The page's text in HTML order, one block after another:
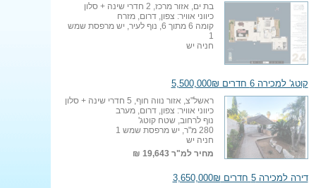
בת ים, אזור מרכז, 2 חדרי שינה + סלון
כיווני אוויר: צפון, דרום, מזרח
קומה 6 מתוך 6, נוף לעיר, יש מרפסת שמש
1
חניה יש
קוטג' למכירה 6 חדרים 5,500,000₪
ראשל"צ, אזור נווה חוף, 5 חדרי שינה + סלון
כיווני אוויר: צפון, דרום, מערב
נוף לרחוב, שטח קוטג'
280 מ"ר, יש מרפסת שמש 1
חניה יש
מחיר למ"ר19,643 ₪
דירה למכירה 5 חדרים 3,650,000₪